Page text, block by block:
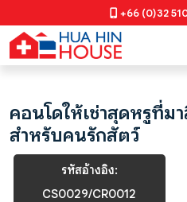
+66 (0)32
คอนโดให้เช่าสุดหรูที่มา
สำหรับคนรักสัตว์
รหัสอ้างอิง:
CS0029/CR0012